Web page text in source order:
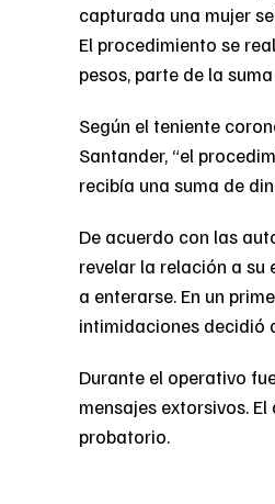
capturada una mujer
El procedimiento se
pesos, parte de la
Según el teniente
Santander, “el
recibía una suma de
De acuerdo con las
revelar la relación a
a enterarse. En un
intimidaciones decidió
Durante el operativo
mensajes extorsivos.
probatorio.